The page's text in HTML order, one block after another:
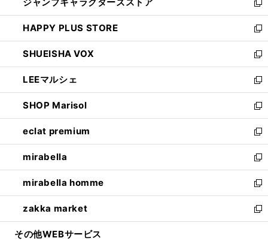
く
ィ
ン
ド
ウ
で
開
く
い
ウ
ィ
ン
ド
ウ
で
開
く
新
し
い
ウ
ィ
ン
ド
ウ
で
開
く
HAPPY PLUS STORE
新
し
い
ウ
ィ
ン
ド
ウ
で
開
く
SHUEISHA VOX
新
し
い
ウ
ィ
ン
ド
ウ
で
開
く
LEEマルシェ
新
し
い
ウ
ィ
ン
ド
ウ
で
開
く
SHOP Marisol
新
し
い
ウ
ィ
ン
ド
ウ
で
開
eclat premium
新
し
い
ウ
ィ
ン
ド
ウ
mirabella
新
し
い
ウ
ィ
ン
mirabella homme
新
し
い
ウ
zakka market
新
し
その他WEBサービス